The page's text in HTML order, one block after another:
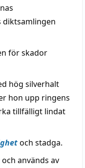
diktsamlingen
för skador
hög silverhalt
hon upp ringens
tillfälligt lindat
och stadga.
och används av